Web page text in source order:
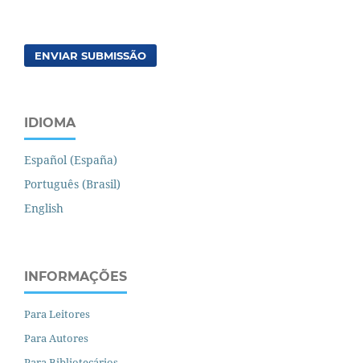
ENVIAR SUBMISSÃO
IDIOMA
Español (España)
Português (Brasil)
English
INFORMAÇÕES
Para Leitores
Para Autores